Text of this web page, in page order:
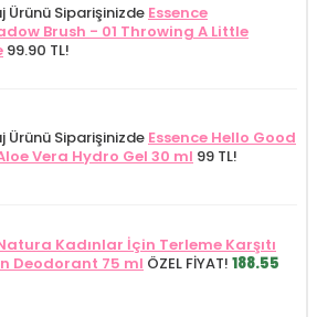
Ürünü Siparişinizde Essence
Brush - 01 Throwing A Little
99.90 TL!
Ürünü Siparişinizde Essence Hello Good
Vera Hydro Gel 30 ml 99 TL!
Kadınlar İçin Terleme Karşıtı
Deodorant 75 ml ÖZEL FİYAT! 188.55